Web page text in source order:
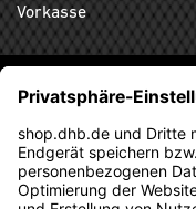
Vorkasse
ABONNIEREN SIE DEN
NEWSLETTER UND
AKTION MEHR.